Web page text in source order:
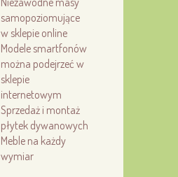
samopoziomujące
w sklepie online
Modele smartfonów
można podejrzeć w
sklepie
internetowym
Sprzedaż i montaż
płytek dywanowych
Meble na każdy
wymiar